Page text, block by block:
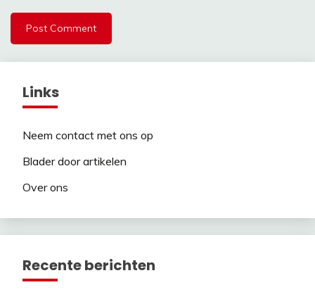
Links
Neem contact met ons op
Blader door artikelen
Over ons
Recente berichten